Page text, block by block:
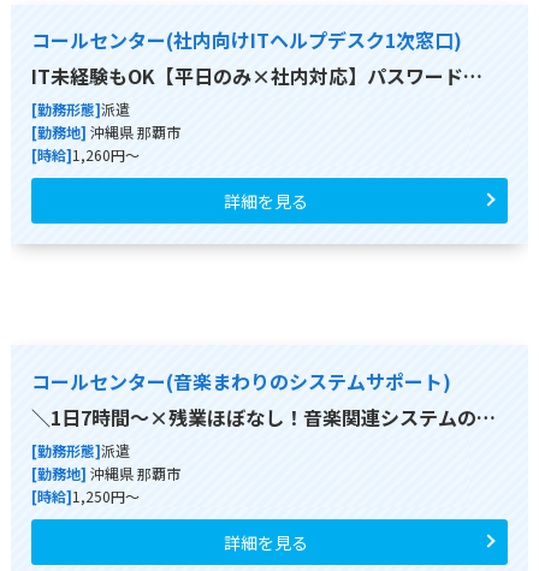
コールセンター(社内向けITヘルプデスク1次窓口)
IT未経験もOK【平日のみ×社内対応】パスワード…
[勤務形態]派遣
[勤務地] 沖縄県 那覇市
[時給]1,260円～
詳細を見る
コールセンター(音楽まわりのシステムサポート)
＼1日7時間～×残業ほぼなし！音楽関連システムの…
[勤務形態]派遣
[勤務地] 沖縄県 那覇市
[時給]1,250円～
詳細を見る